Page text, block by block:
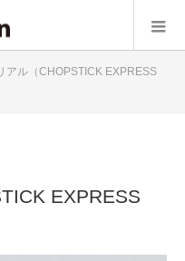
アル（CHOPSTICK EXPRESS
EXPRESS